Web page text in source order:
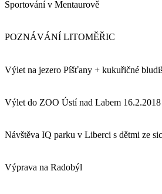
Sportování v Mentaurově
POZNÁVÁNÍ LITOMĚŘIC
Výlet na jezero Píšťany + kukuřičné
Výlet do ZOO Ústí nad Labem 16.2.2018
Návštěva IQ parku v Liberci s dětmi ze
Výprava na Radobýl